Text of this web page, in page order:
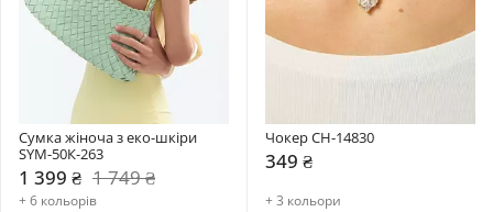
Сумка жіноча з еко-шкіри
SYM-50К-263
1 399 ₴ 1 749 ₴
+ 6 кольорів
Чокер CH-14830
349 ₴
+ 3 кольори